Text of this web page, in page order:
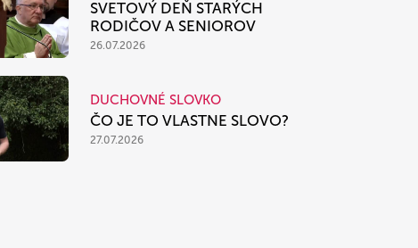
SVETOVÝ DEŇ STARÝCH
RODIČOV A SENIOROV
26.07.2026
DUCHOVNÉ SLOVKO
ČO JE TO VLASTNE SLOVO?
27.07.2026